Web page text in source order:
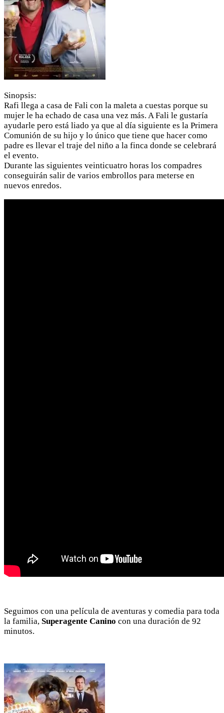
Sinopsis:
Rafi llega a casa de Fali con la maleta a cuestas porque su
mujer le ha echado de casa una vez más. A Fali le gustaría
ayudarle pero está liado ya que al día siguiente es la Primera
Comunión de su hijo y lo único que tiene que hacer como
padre es llevar el traje del niño a la finca donde se celebrará
el evento.
Durante las siguientes veinticuatro horas los compadres
conseguirán salir de varios embrollos para meterse en
nuevos enredos.
Seguimos con una película de aventuras y comedia para toda
la familia, Superagente Canino con una duración de 92
minutos.